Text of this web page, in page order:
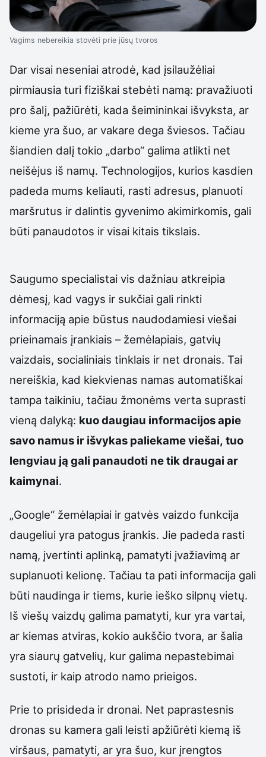
Vagims nebereikia stovėti prie jūsų tvoros
Dar visai neseniai atrodė, kad įsilaužėliai
pirmiausia turi fiziškai stebėti namą: pravažiuoti
pro šalį, pažiūrėti, kada šeimininkai išvyksta, ar
kieme yra šuo, ar vakare dega šviesos. Tačiau
šiandien dalį tokio „darbo“ galima atlikti net
neišėjus iš namų. Technologijos, kurios kasdien
padeda mums keliauti, rasti adresus, planuoti
maršrutus ir dalintis gyvenimo akimirkomis, gali
būti panaudotos ir visai kitais tikslais.
Saugumo specialistai vis dažniau atkreipia
dėmesį, kad vagys ir sukčiai gali rinkti
informaciją apie būstus naudodamiesi viešai
prieinamais įrankiais – žemėlapiais, gatvių
vaizdais, socialiniais tinklais ir net dronais. Tai
nereiškia, kad kiekvienas namas automatiškai
tampa taikiniu, tačiau žmonėms verta suprasti
vieną dalyką: kuo daugiau informacijos apie
savo namus ir išvykas paliekame viešai, tuo
lengviau ją gali panaudoti ne tik draugai ar
kaimynai.
„Google“ žemėlapiai ir gatvės vaizdo funkcija
daugeliui yra patogus įrankis. Jie padeda rasti
namą, įvertinti aplinką, pamatyti įvažiavimą ar
suplanuoti kelionę. Tačiau ta pati informacija gali
būti naudinga ir tiems, kurie ieško silpnų vietų.
Iš viešų vaizdų galima pamatyti, kur yra vartai,
ar kiemas atviras, kokio aukščio tvora, ar šalia
yra siaurų gatvelių, kur galima nepastebimai
sustoti, ir kaip atrodo namo prieigos.
Prie to prisideda ir dronai. Net paprastesnis
dronas su kamera gali leisti apžiūrėti kiemą iš
viršaus, pamatyti, ar yra šuo, kur įrengtos